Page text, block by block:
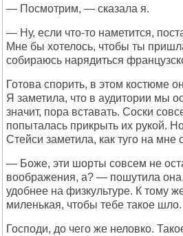
— Посмотрим, — сказала я.
— Ну, если что-то наметится,
Мне бы хотелось, чтобы ты
собираюсь нарядиться
Готова спорить, в этом костюме
Я заметила, что в аудитории мы
значит, пора вставать. Соски
попыталась прикрыть их рукой.
Стейси заметила, как туго на мне
— Боже, эти шорты совсем не
воображения, а? — пошутила
удобнее на физкультуре. К тому
миленькая, чтобы тебе такое шло.
Господи, до чего же неловко.